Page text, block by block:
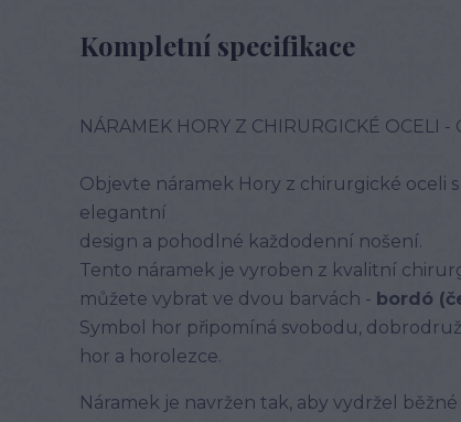
Kompletní specifikace
NÁRAMEK HORY Z CHIRURGICKÉ OCELI
Objevte náramek Hory z chirurgické oceli
elegantní
design a pohodlné každodenní nošení.
Tento náramek je vyroben z kvalitní
můžete vybrat ve dvou barvách - bordó
Symbol hor připomíná svobodu,
hor a horolezce.
Náramek je navržen tak, aby vydržel